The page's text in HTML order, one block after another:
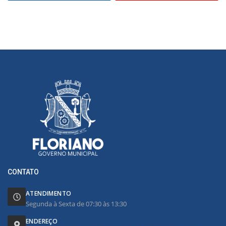
CONTATO
ATENDIMENTO
Segunda à Sexta de 07:30 às 13:30
ENDEREÇO